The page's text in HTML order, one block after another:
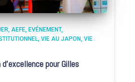
AEFE EVÉNEMENT
VIE AU JAPON VIE
pour Gilles